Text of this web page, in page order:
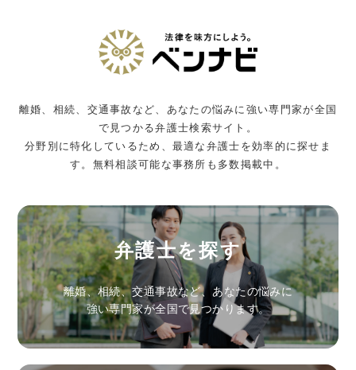
離婚、相続、交通事故など、あなたの悩みに強い専門家が全国
で見つかる弁護士検索サイト。
分野別に特化しているため、最適な弁護士を効率的に探せま
す。無料相談可能な事務所も多数掲載中。
弁護士を探す
離婚、相続、交通事故など、あなたの悩みに
強い専門家が全国で見つかります。